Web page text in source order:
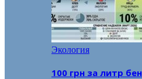
Экология
100 грн за литр